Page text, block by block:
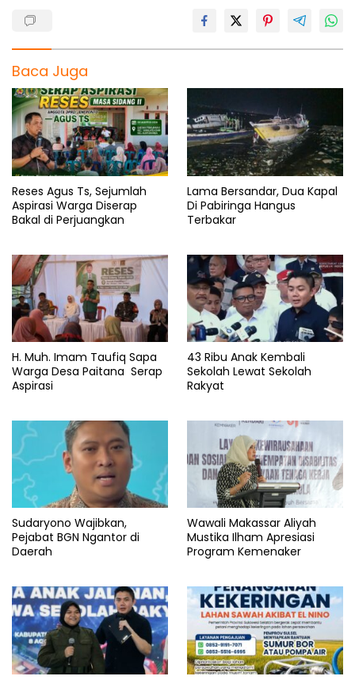
Baca Juga
Reses Agus Ts, Sejumlah
Aspirasi Warga Diserap
Bakal di Perjuangkan
Lama Bersandar, Dua Kapal
Di Pabiringa Hangus
Terbakar
H. Muh. Imam Taufiq Sapa
Warga Desa Paitana Serap
Aspirasi
43 Ribu Anak Kembali
Sekolah Lewat Sekolah
Rakyat
Sudaryono Wajibkan,
Pejabat BGN Ngantor di
Daerah
Wawali Makassar Aliyah
Mustika Ilham Apresiasi
Program Kemenaker